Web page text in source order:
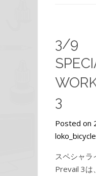
3/9
3
Posted on
スペシャラ
Prevail 3は